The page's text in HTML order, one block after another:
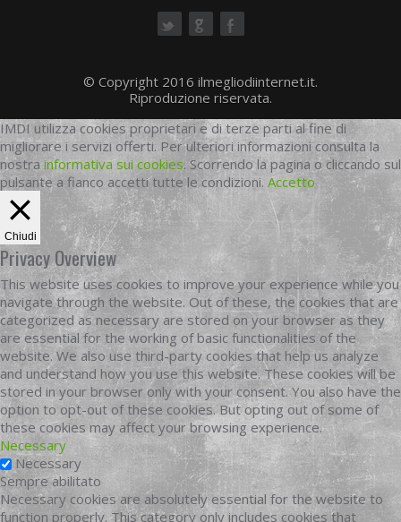
© Copyright 2016 ilmegliodiinternet.it.
Riproduzione riservata.
IMDI utilizza cookies proprietari e di terze parti al fine di
migliorare i servizi offerti. Per ulteriori informazioni consulta la
nostrainformativa sui cookies. Scorrendo la pagina o cliccando sul
pulsante a fianco accetti tutte le condizioni. Accetto
Chiudi
Privacy Overview
This website uses cookies to improve your experience while you
navigate through the website. Out of these, the cookies that are
categorized as necessary are stored on your browser as they
are essential for the working of basic functionalities of the
website. We also use third-party cookies that help us analyze
and understand how you use this website. These cookies will be
stored in your browser only with your consent. You also have the
option to opt-out of these cookies. But opting out of some of
these cookies may affect your browsing experience.
Necessary
Necessary
Sempre abilitato
Necessary cookies are absolutely essential for the website to
function properly. This category only includes cookies that